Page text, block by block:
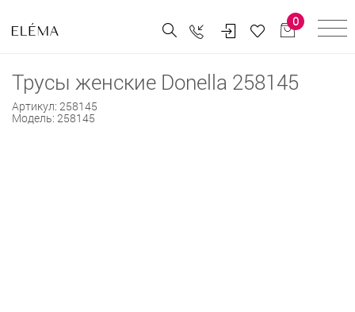
0
Трусы женские Donella 258145
Артикул: 258145
Модель: 258145